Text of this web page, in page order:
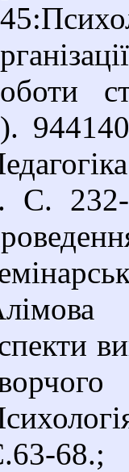
С. 232-